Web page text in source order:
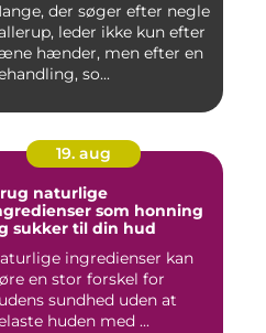
der søger efter negle
leder ikke kun efter
hænder, men efter en
so...
19. aug
naturlige
som honning
sukker til din hud
ingredienser kan
en stor forskel for
sundhed uden at
huden med ...